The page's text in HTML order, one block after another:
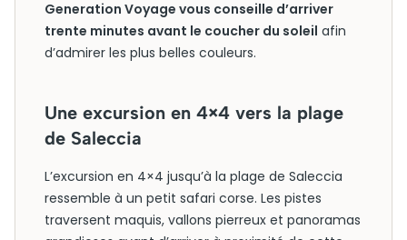
Generation Voyage vous conseille d’arriver
trente minutes avant le coucher du soleil afin
d’admirer les plus belles couleurs.
Une excursion en 4×4 vers la plage
de Saleccia
L’excursion en 4×4 jusqu’à la plage de Saleccia
ressemble à un petit safari corse. Les pistes
traversent maquis, vallons pierreux et panoramas